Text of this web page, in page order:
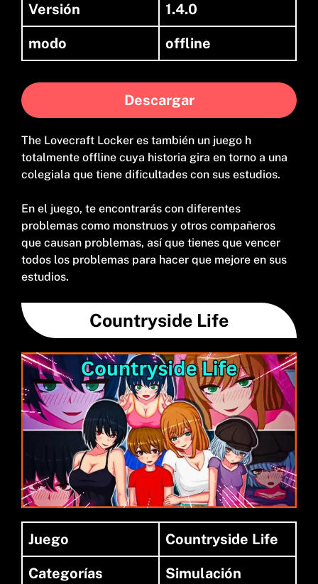
Versión
1.4.0
modo
offline
Descargar
The Lovecraft Locker es también un juego h
totalmente offline cuya historia gira en torno a una
colegiala que tiene dificultades con sus estudios.
En el juego, te encontrarás con diferentes
problemas como monstruos y otros compañeros
que causan problemas, así que tienes que vencer
todos los problemas para hacer que mejore en sus
estudios.
Countryside Life
Juego
Countryside Life
Categorías
Simulación